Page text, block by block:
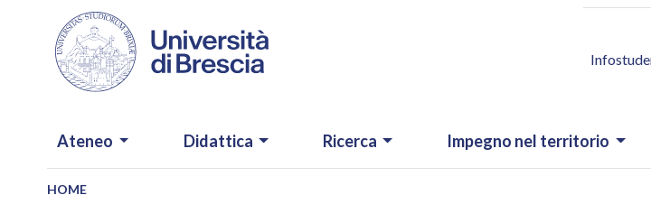
Salta al contenuto principale
NAVIGAZIONE PRINCIPALE
Ateneo Didattica Ricerca Impegno nel territorio
HOME